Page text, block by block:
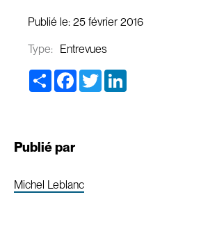
Publié le: 25 février 2016
Type: Entrevues
Share Facebook
Twitter
Publié par
Michel Leblanc